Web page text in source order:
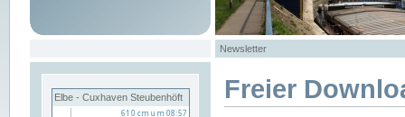
Newsletter
Elbe - Cuxhaven Steubenhöft Freier